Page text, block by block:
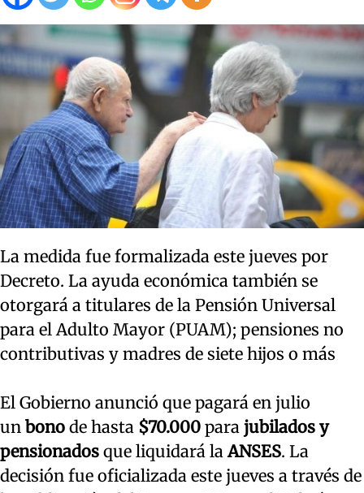
La medida fue formalizada este jueves por
Decreto. La ayuda económica también se
otorgará a titulares de la Pensión Universal
para el Adulto Mayor (PUAM); pensiones no
contributivas y madres de siete hijos o más
El Gobierno anunció que pagará en julio
un bono de hasta $70.000 para jubilados y
pensionados que liquidará laANSES. La
decisión fue oficializada este jueves a través de